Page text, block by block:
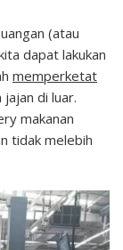
(atau
dapat lakukan
memperketat
jajan di luar.
makanan
tidak melebih